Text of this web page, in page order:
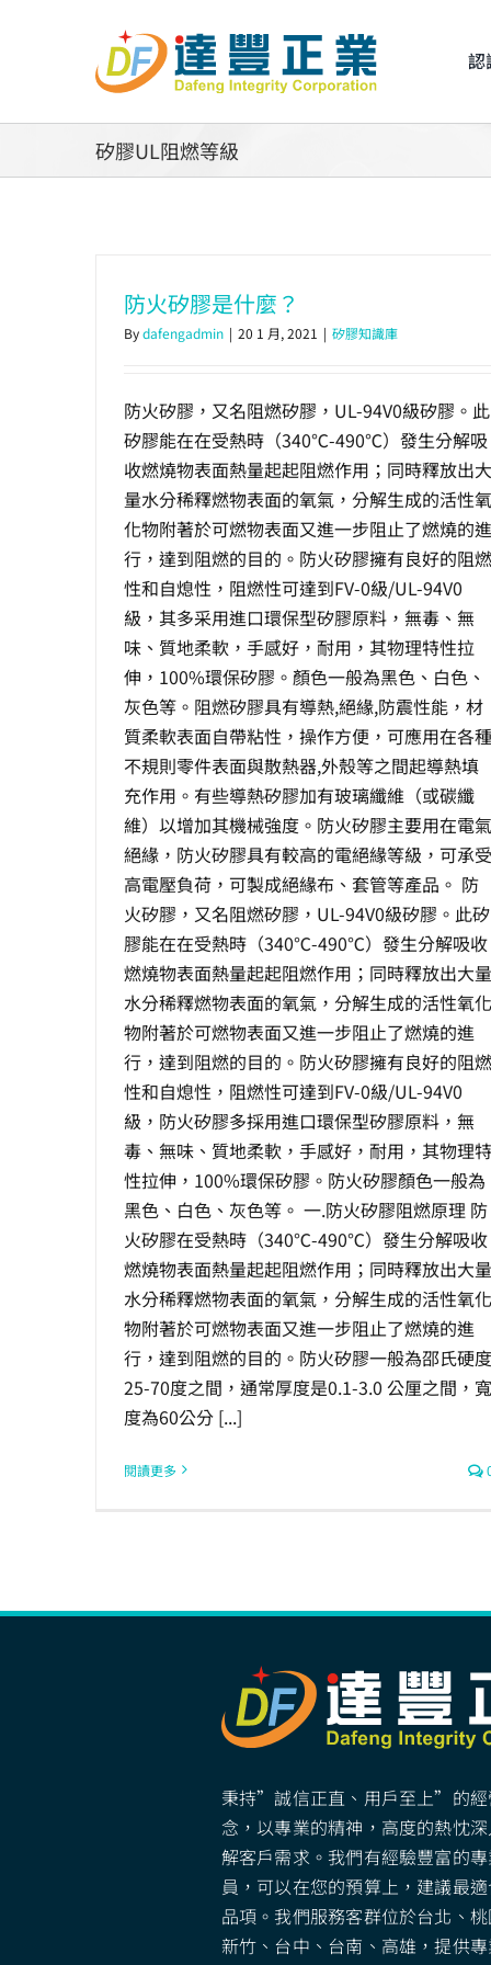
認
矽膠UL阻燃等級
防火矽膠是什麼？
Bydafengadmin | 20 1 月, 2021 | 矽膠知識庫
防火矽膠，又名阻燃矽膠，UL-94V0級矽膠。此
矽膠能在在受熱時（340℃-490℃）發生分解吸
收燃燒物表面熱量起起阻燃作用；同時釋放出大
量水分稀釋燃物表面的氧氣，分解生成的活性氧
化物附著於可燃物表面又進一步阻止了燃燒的進
行，達到阻燃的目的。防火矽膠擁有良好的阻燃
性和自熄性，阻燃性可達到FV-0級/UL-94V0
級，其多采用進口環保型矽膠原料，無毒、無
味、質地柔軟，手感好，耐用，其物理特性拉
伸，100%環保矽膠。顏色一般為黑色、白色、
灰色等。阻燃矽膠具有導熱,絕緣,防震性能，材
質柔軟表面自帶粘性，操作方便，可應用在各種
不規則零件表面與散熱器,外殼等之間起導熱填
充作用。有些導熱矽膠加有玻璃纖維（或碳纖
維）以增加其機械強度。防火矽膠主要用在電氣
絕緣，防火矽膠具有較高的電絕緣等級，可承受
高電壓負荷，可製成絕緣布、套管等產品。 防
火矽膠，又名阻燃矽膠，UL-94V0級矽膠。此矽
膠能在在受熱時（340℃-490℃）發生分解吸收
燃燒物表面熱量起起阻燃作用；同時釋放出大量
水分稀釋燃物表面的氧氣，分解生成的活性氧化
物附著於可燃物表面又進一步阻止了燃燒的進
行，達到阻燃的目的。防火矽膠擁有良好的阻燃
性和自熄性，阻燃性可達到FV-0級/UL-94V0
級，防火矽膠多採用進口環保型矽膠原料，無
毒、無味、質地柔軟，手感好，耐用，其物理特
性拉伸，100%環保矽膠。防火矽膠顏色一般為
黑色、白色、灰色等。 一.防火矽膠阻燃原理 防
火矽膠在受熱時（340℃-490℃）發生分解吸收
燃燒物表面熱量起起阻燃作用；同時釋放出大量
水分稀釋燃物表面的氧氣，分解生成的活性氧化
物附著於可燃物表面又進一步阻止了燃燒的進
行，達到阻燃的目的。防火矽膠一般為邵氏硬度
25-70度之間，通常厚度是0.1-3.0 公厘之間，寬
度為60公分 [...]
閱讀更多
秉持”誠信正直、用戶至上”的經
念，以專業的精神，高度的熱忱深
解客戶需求。我們有經驗豐富的專
員，可以在您的預算上，建議最
品項。我們服務客群位於台北、桃
新竹、台中、台南、高雄，提供